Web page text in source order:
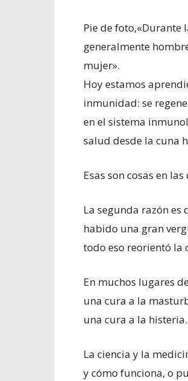
Pie de foto,«Durante
generalmente
mujer».
Hoy estamos
inmunidad: se
en el sistema
salud desde la cuna
Esas son cosas en
La segunda razón
habido una gran
todo eso reorientó la
En muchos lugares
una cura a la
una cura a la histeria.
La ciencia y la
y cómo funciona, o